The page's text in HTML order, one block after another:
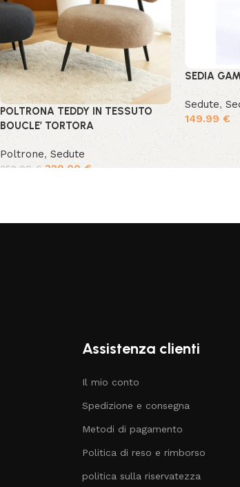
POLTRONA TEDDY IN TESSUTO
BOUCLE’ TORTORA
Poltrone, Sedute
359.00 € 329.00 €
SEDIA
Sedute,
149.99€
Assistenza clienti
Il mio conto
Spedizione e consegna
Metodi di pagamento
Politica di reso e rimborso
politica sulla riservatezza